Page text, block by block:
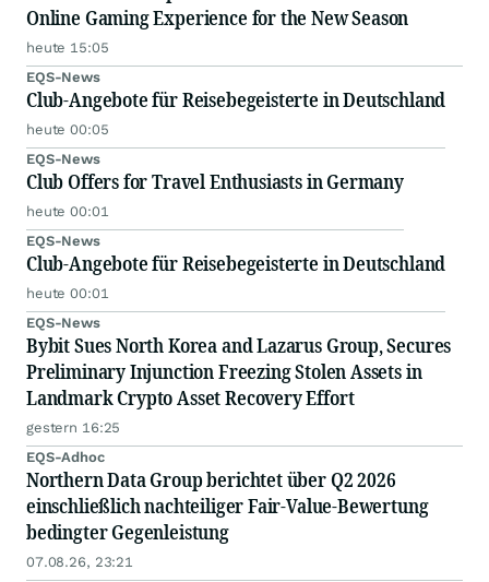
Online Gaming Experience for the New Season
heute 15:05
EQS-News
Club-Angebote für Reisebegeisterte in Deutschland
heute 00:05
EQS-News
Club Offers for Travel Enthusiasts in Germany
heute 00:01
EQS-News
Club-Angebote für Reisebegeisterte in Deutschland
heute 00:01
EQS-News
Bybit Sues North Korea and Lazarus Group, Secures
Preliminary Injunction Freezing Stolen Assets in
Landmark Crypto Asset Recovery Effort
gestern 16:25
EQS-Adhoc
Northern Data Group berichtet über Q2 2026
einschließlich nachteiliger Fair-Value-Bewertung
bedingter Gegenleistung
07.08.26, 23:21